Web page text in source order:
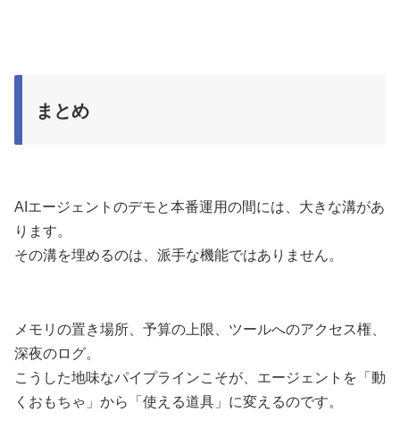
まとめ
AIエージェントのデモと本番運用の間には、大きな溝があ
ります。
その溝を埋めるのは、派手な機能ではありません。
メモリの置き場所、予算の上限、ツールへのアクセス権、
深夜のログ。
こうした地味なパイプラインこそが、エージェントを「動
くおもちゃ」から「使える道具」に変えるのです。